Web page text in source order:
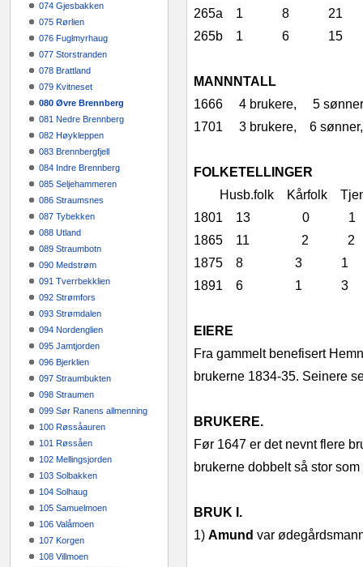
074 Gjesbakken
075 Rørlien
076 Fuglmyrhaug
077 Storstranden
078 Brattland
079 Kvitneset
080 Øvre Brennberg
081 Nedre Brennberg
082 Høykleppen
083 Brennbergfjell
084 Indre Brennberg
085 Seljehammeren
086 Straumsnes
087 Tybekken
088 Utland
089 Straumbotn
090 Medstrøm
091 Tverrbekklien
092 Strømfors
093 Strømdalen
094 Nordenglien
095 Jamtjorden
096 Bjerklien
097 Straumbukten
098 Straumen
099 Sør Ranens allmenning
100 Røssåauren
101 Røssåen
102 Mellingsjorden
103 Solbakken
104 Solhaug
105 Samuelmoen
106 Valåmoen
107 Korgen
108 Villmoen
265a 1 8
265b 1 6
MANNNTALL
1666 4 brukere, 5
1701 3 brukere, 6
FOLKETELLINGER
Husb.folk Kårfolk
1801 13
1865 11
1875 8 3
1891 6 1
EIERE
Fra gammelt benefisert
brukerne 1834-35. Seinere
BRUKERE.
Før 1647 er det nevnt flere
brukerne dobbelt så stor
BRUK I.
1) Amund var